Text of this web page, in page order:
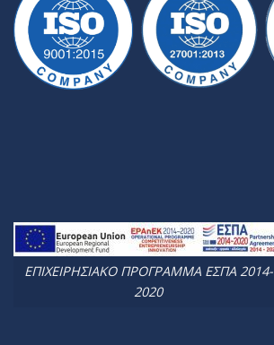
ΕΠΙΧΕΙΡΗΣΙΑΚΟ ΠΡΟΓΡΑΜΜΑ ΕΣΠΑ 2014-
2020